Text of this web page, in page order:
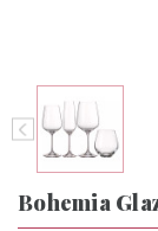
Bohemia